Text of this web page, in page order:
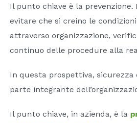
Il punto chiave è la prevenzione.
evitare che si creino le
attraverso organizzazione,
continuo delle procedure alla
In questa prospettiva, sicurezza
parte integrante
Il punto chiave, in azienda, è la